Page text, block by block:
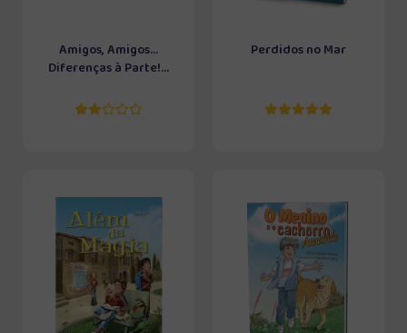
Amigos, Amigos...
Diferenças à Parte!...
Perdidos no Mar